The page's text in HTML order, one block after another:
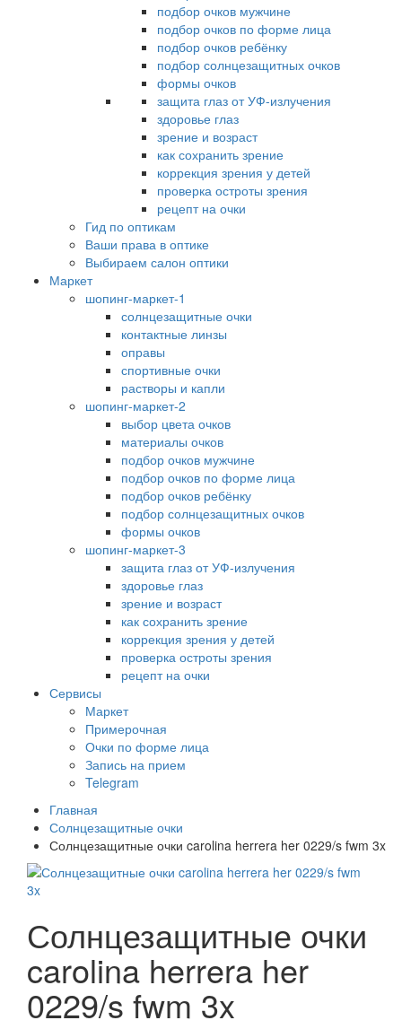
подбор очков мужчине
подбор очков по форме лица
подбор очков ребёнку
подбор солнцезащитных очков
формы очков
защита глаз от УФ-излучения
здоровье глаз
зрение и возраст
как сохранить зрение
коррекция зрения у детей
проверка остроты зрения
рецепт на очки
Гид по оптикам
Ваши права в оптике
Выбираем салон оптики
Маркет
шопинг-маркет-1
солнцезащитные очки
контактные линзы
оправы
спортивные очки
растворы и капли
шопинг-маркет-2
выбор цвета очков
материалы очков
подбор очков мужчине
подбор очков по форме лица
подбор очков ребёнку
подбор солнцезащитных очков
формы очков
шопинг-маркет-3
защита глаз от УФ-излучения
здоровье глаз
зрение и возраст
как сохранить зрение
коррекция зрения у детей
проверка остроты зрения
рецепт на очки
Сервисы
Маркет
Примерочная
Очки по форме лица
Запись на прием
Telegram
Главная
Солнцезащитные очки
Солнцезащитные очки carolina herrera her 0229/s fwm 3x
Солнцезащитные очки
carolina herrera her
0229/s fwm 3x